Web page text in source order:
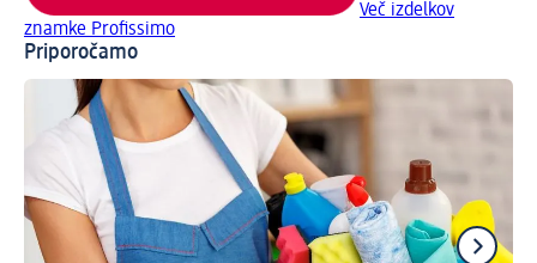
Več izdelkov
znamke Profissimo
Priporočamo